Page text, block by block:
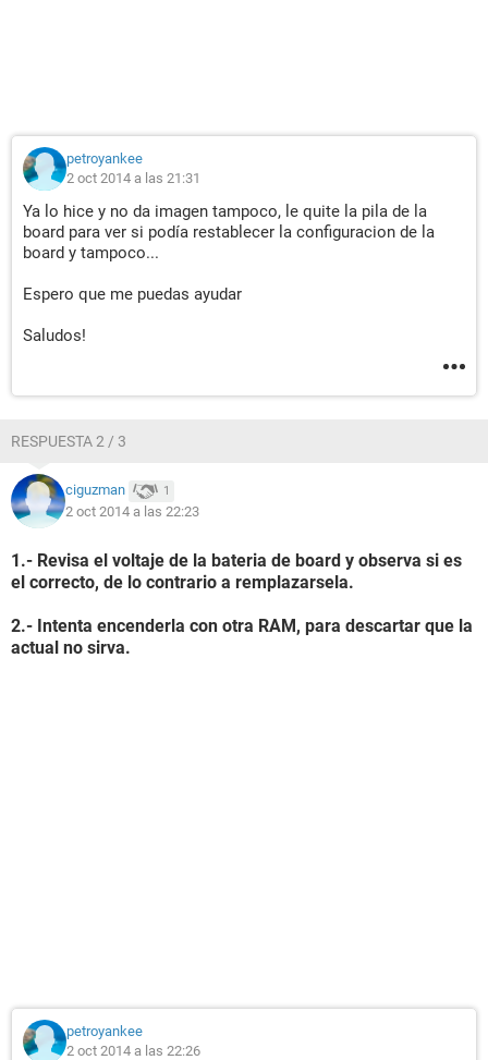
petroyankee
2 oct 2014 a las 21:31
Ya lo hice y no da imagen tampoco, le quite la pila de la
board para ver si podía restablecer la configuracion de la
board y tampoco...
Espero que me puedas ayudar
Saludos!
RESPUESTA 2 / 3
ciguzman 1
2 oct 2014 a las 22:23
1.- Revisa el voltaje de la bateria de board y observa si es
el correcto, de lo contrario a remplazarsela.
2.- Intenta encenderla con otra RAM, para descartar que la
actual no sirva.
petroyankee
2 oct 2014 a las 22:26